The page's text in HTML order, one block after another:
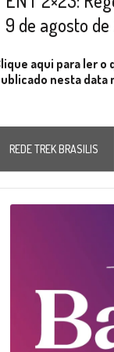
9 de agosto de
aqui para ler o
nesta data
REDE TREK BRASILIS
Player